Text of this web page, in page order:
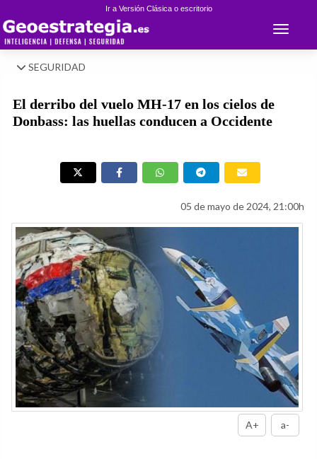
Ir a Versión Clásica o escritorio
Toggle
SEGURIDAD
El derribo del vuelo MH-17 en los cielos de
Donbass: las huellas conducen a Occidente
05 de mayo de 2024, 21:00h
A+ a-